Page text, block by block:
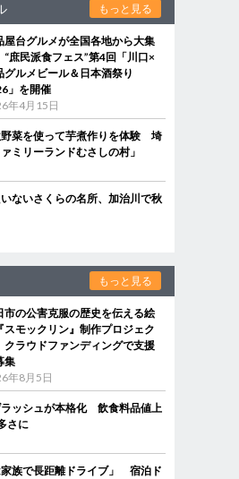
もっと見る
屋台グルメが全国各地から大集
庶民派食フェス”第4回「川口×
グルメビール＆日本酒祭り
」を開催
年4月15日
野菜を使って芋煮作りを体験 埼
ミリーランドむさしの村」
ないさくらの名所、加治川で秋
もっと見る
市の公害克服の歴史を伝える絵
スモックリン』制作プロジェク
ラウドファンディングで支援
集
年8月5日
ラッシュが本格化 飲食料品値上
さに
族で長距離ドライブ」 宿泊ド